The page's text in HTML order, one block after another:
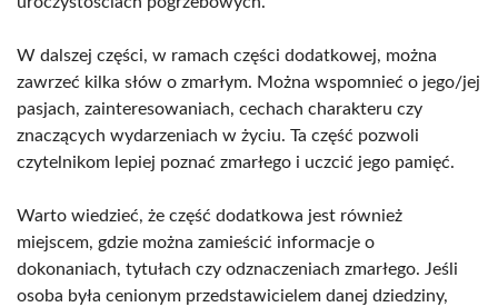
W dalszej części, w ramach części dodatkowej, można
zawrzeć kilka słów o zmarłym. Można wspomnieć o jego/jej
pasjach, zainteresowaniach, cechach charakteru czy
znaczących wydarzeniach w życiu. Ta część pozwoli
czytelnikom lepiej poznać zmarłego i uczcić jego pamięć.
Warto wiedzieć, że część dodatkowa jest również
miejscem, gdzie można zamieścić informacje o
dokonaniach, tytułach czy odznaczeniach zmarłego. Jeśli
osoba była cenionym przedstawicielem danej dziedziny,